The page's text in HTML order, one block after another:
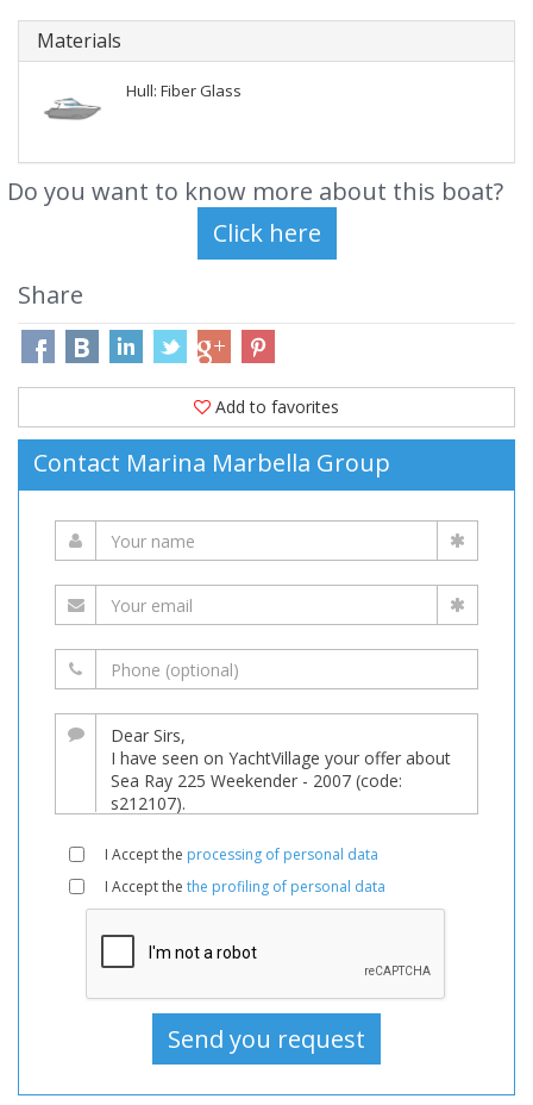
Materials
Hull: Fiber Glass
Do you want to know more about this boat?
Share
Add to favorites
Contact Marina Marbella Group
I Accept the processing of personal data
I Accept the the profiling of personal data